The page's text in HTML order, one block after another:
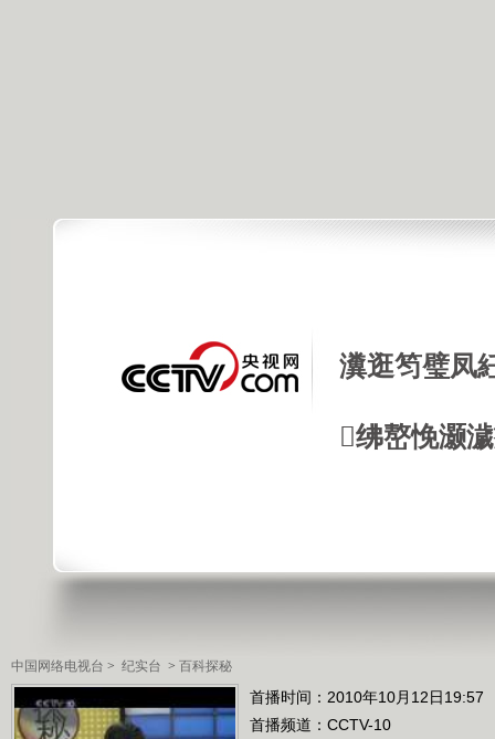
瀵逛笉璧凤
绋嶅悗灏
中国网络电视台 > 纪实台 > 百科探秘
首播时间：2010年10月12日19:57
首播频道： CCTV-10